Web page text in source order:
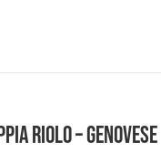
Riolo – Genovese